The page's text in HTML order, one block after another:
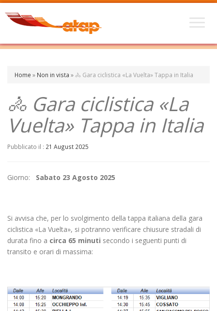
Home » Non in vista »🚴 Gara ciclistica «La Vuelta» Tappa in Italia
🚴 Gara ciclistica «La
Vuelta» Tappa in Italia
Pubblicato il : 21 August 2025
Giorno: Sabato 23 Agosto 2025
Si avvisa che, per lo svolgimento della tappa italiana della gara
ciclistica «La Vuelta», si potranno verificare chiusure stradali di
durata fino a circa 65 minuti secondo i seguenti punti di
transito e orari di massima: